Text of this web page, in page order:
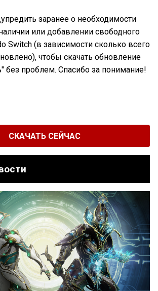
заранее о необходимости
или добавлении свободного
Switch (в зависимости сколько всего
чтобы скачать обновление
без проблем. Спасибо за понимание!
СКАЧАТЬ СЕЙЧАС